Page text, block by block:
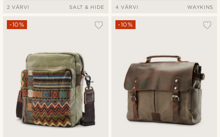
2 VÄRVI SALT & HIDE 4 VÄRVI WAYKINS
-10% -10%